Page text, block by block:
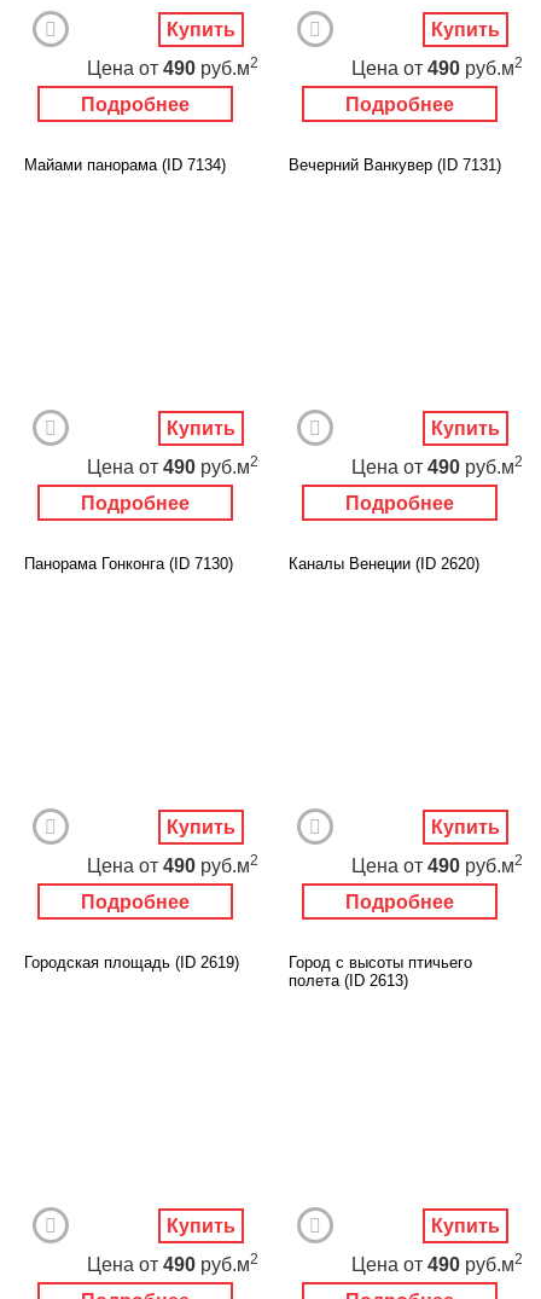
Подробнее
Цена от 490 руб.м2
Купить
Подробнее
Цена от 490 руб.м2
Купить
Майами панорама (ID 7134)
Подробнее
Цена от 490 руб.м2
Купить
Вечерний Ванкувер (ID 7131)
Подробнее
Цена от 490 руб.м2
Купить
Панорама Гонконга (ID 7130)
Подробнее
Цена от 490 руб.м2
Купить
Каналы Венеции (ID 2620)
Подробнее
Цена от 490 руб.м2
Купить
Городская площадь (ID 2619)
Цена от 490 руб.м2
Купить
Город с высоты птичьего
полета (ID 2613)
Цена от 490 руб.м2
Купить